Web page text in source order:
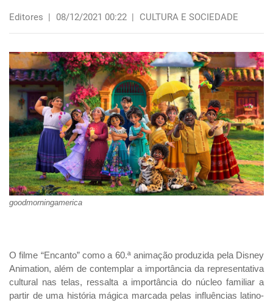
Editores | 08/12/2021 00:22 | CULTURA E SOCIEDADE
goodmorningamerica
O filme “Encanto” como a 60.ª animação produzida pela Disney
Animation, além de contemplar a importância da representativa
cultural nas telas, ressalta a importância do núcleo familiar a
partir de uma história mágica marcada pelas influências latino-